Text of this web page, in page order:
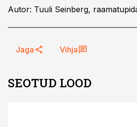
Autor: Tuuli Seinberg,
Jaga Vihja
SEOTUD LOOD